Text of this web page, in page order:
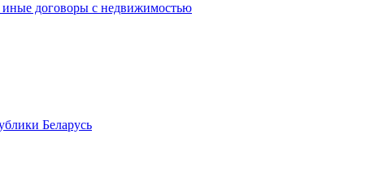
договоры с недвижимостью
Беларусь